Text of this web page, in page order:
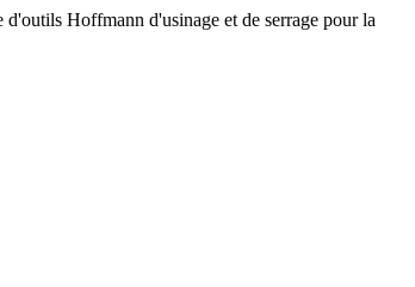
Hoffmann d'usinage et de serrage pour la